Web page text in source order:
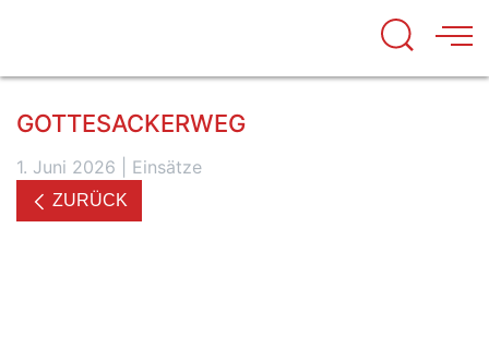
GOTTESACKERWEG
1. Juni 2026 Einsätze
ZURÜCK